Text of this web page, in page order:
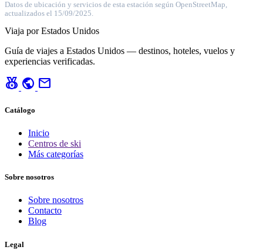
Datos de ubicación y servicios de esta estación según OpenStreetMap,
actualizados el 15/09/2025.
Viaja por Estados Unidos
Guía de viajes a Estados Unidos — destinos, hoteles, vuelos y
experiencias verificadas.
social_leaderboard public mail
Catálogo
Inicio
Centros de ski
Más categorías
Sobre nosotros
Sobre nosotros
Contacto
Blog
Legal